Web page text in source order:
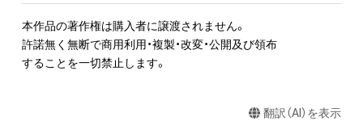
本作品の著作権は購入者に譲渡されません。
許諾無く無断で商用利用・複製・改変・公開及び領布
することを一切禁止します。
翻訳（AI）を表示